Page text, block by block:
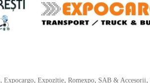
, Expocargo, Expozitie, Romexpo, SAB & Accesorii,